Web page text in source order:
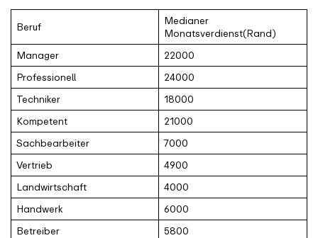
Beruf
Medianer
Monatsverdienst(Rand)
Manager
22000
Professionell
24000
Techniker
18000
Kompetent
21000
Sachbearbeiter
7000
Vertrieb
4900
Landwirtschaft
4000
Handwerk
6000
Betreiber
5800